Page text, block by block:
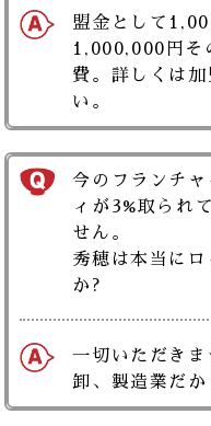
盟金として
1,000,000円そ
費。詳しくは
い。
今のフランチ
ィが3%取られ
せん。
秀穂は本当に
か?
一切いただき
卸、製造業だか